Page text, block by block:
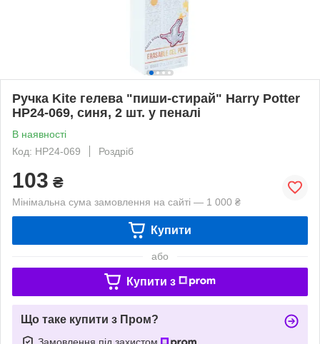
Ручка Kite гелева "пиши-стирай" Harry Potter
HP24-069, синя, 2 шт. у пеналі
В наявності
Код: HP24-069
Роздріб
103 ₴
Мінімальна сума замовлення на сайті — 1 000 ₴
Купити
або
Купити з
Що таке купити з Пром?
Замовлення під захистом